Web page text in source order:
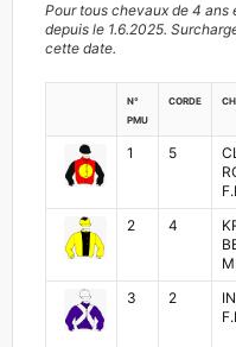
Pour tous chevaux de 4 ans
depuis le 1.6.2025.
cette date.
N°
PMU
Corde
1 5
2 4
3 2